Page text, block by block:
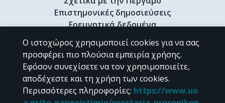
Επιστημονικές δημοσιεύσεις
Ερευνητικά δεδομένα
Διδακτορικές διατριβές & Γκρίζα βιβλιογραφία
Προφίλ Ερευνητή
CC BY-NC 4.0
Ο ιστοχώρος χρησιμοποιεί cookies για να σας
προσφέρει πιο πλούσια εμπειρία χρήσης.
Εφόσον συνεχίσετε να τον χρησιμοποιείτε,
αποδέχεστε και τη χρήση των cookies.
Περισσότερες πληροφορίες: https://www.uo